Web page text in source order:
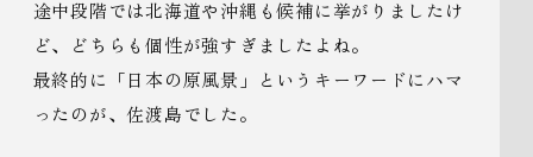
途中段階では北海道や沖縄も候補に挙がりましたけ
ど、どちらも個性が強すぎましたよね。
最終的に「日本の原風景」というキーワードにハマ
ったのが、佐渡島でした。